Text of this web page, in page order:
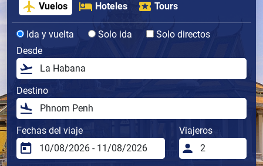
Vuelos Hoteles Tours
Ida y vuelta Solo ida
Solo directos
Desde
Destino
Fechas del viaje Viajeros